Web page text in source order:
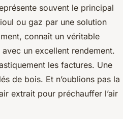
souvent le principal
ou gaz par une solution
connaît un véritable
avec un excellent rendement.
les factures. Une
de bois. Et n’oublions pas la
extrait pour préchauffer l’air